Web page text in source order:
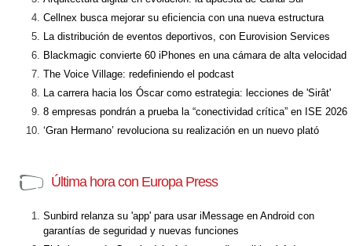
Cellnex busca mejorar su eficiencia con una nueva estructura
La distribución de eventos deportivos, con Eurovision Services
Blackmagic convierte 60 iPhones en una cámara de alta velocidad
The Voice Village: redefiniendo el podcast
La carrera hacia los Óscar como estrategia: lecciones de 'Sirât'
8 empresas pondrán a prueba la “conectividad crítica” en ISE 2026
‘Gran Hermano’ revoluciona su realización en un nuevo plató
Última hora con Europa Press
Sunbird relanza su 'app' para usar iMessage en Android con
garantías de seguridad y nuevas funciones